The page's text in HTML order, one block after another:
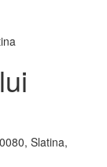
Slatina,